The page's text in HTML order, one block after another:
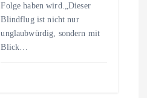
Folge haben wird.„Dieser
Blindflug ist nicht nur
unglaubwürdig, sondern mit
Blick…